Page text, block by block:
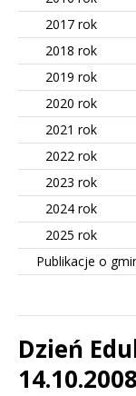
2017 rok
2018 rok
2019 rok
2020 rok
2021 rok
2022 rok
2023 rok
2024 rok
2025 rok
Publikacje o
Dzień
14.10.2008